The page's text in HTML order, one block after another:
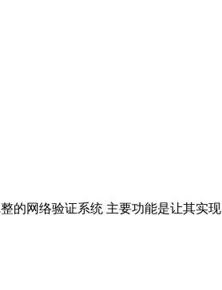
的网络验证系统 主要功能是让其实现